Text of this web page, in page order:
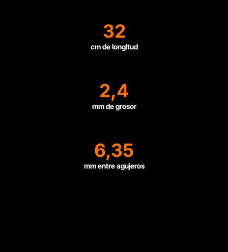
32
cm de longitud
2,4
mm de grosor
6,35
mm entre agujeros